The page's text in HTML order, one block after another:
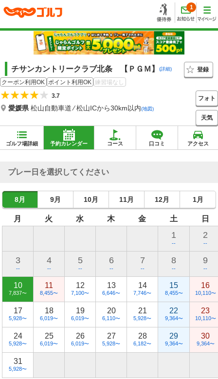
1
チサンカントリークラブ北条 【ＰＧＭ】 (詳細)
登録
クーポン利用OK ポイント利用OK 練習場なし
3.7
愛媛県松山自動車道 ⁄ 松山ICから30km以内(地図)
フォト
天気
ゴルフ場詳細 予約カレンダー コース 口コミ アクセス
プレー日を選択してください
8月 9月 10月 11月 12月 1月
月 火 水 木 金 土 日
1
--
2
--
3
--
4
--
5
--
6
--
7
--
8
--
9
--
10
7,837〜
11
8,455〜
12
7,100〜
13
6,646〜
14
7,746〜
15
8,455〜
16
10,110〜
17
5,928〜
18
6,019〜
19
6,019〜
20
6,110〜
21
5,928〜
22
9,364〜
23
10,110〜
24
5,928〜
25
6,019〜
26
6,019〜
27
5,928〜
28
6,182〜
29
9,364〜
30
9,364〜
31
5,928〜